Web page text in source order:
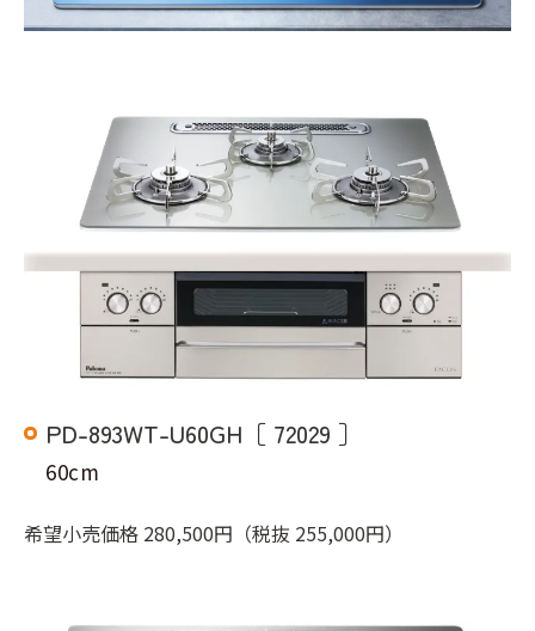
PD-893WT-U60GH［ 72029 ］
60cm
希望小売価格 280,500円（税抜 255,000円）